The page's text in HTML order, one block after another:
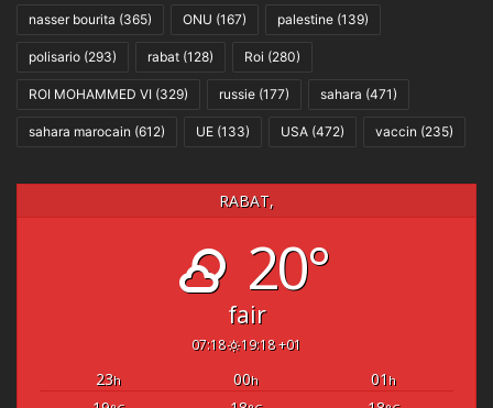
nasser bourita (365) ONU (167) palestine (139)
polisario (293) rabat (128) Roi (280)
ROI MOHAMMED VI (329) russie (177) sahara (471)
sahara marocain (612) UE (133) USA (472) vaccin (235)
RABAT,
20°
fair
07:18 19:18 +01
23h 00h 01 h